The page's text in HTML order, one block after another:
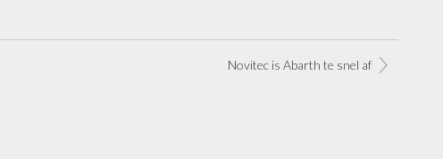
Novitec is Abarth te snel af